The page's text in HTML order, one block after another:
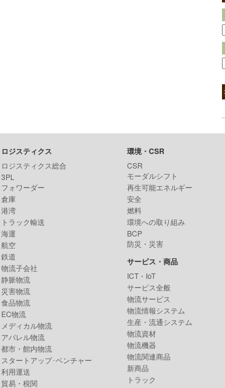
ロジスティクス
ロジスティクス総合
3PL
フォワーダー
倉庫
港湾
トラック輸送
海運
航空
鉄道
物流子会社
静脈物流
災害物流
食品物流
EC物流
メディカル物流
アパレル物流
都市・館内物流
スタートアップ･ベンチャー
利用運送
貿易・税関
環境・CSR
CSR
モーダルシフト
再生可能エネルギー
安全
燃料
環境への取り組み
BCP
防災・災害
サービス・商品
ICT・IoT
サービス全般
物流サービス
物流情報システム
生産・流通システム
物流資材
物流機器
物流関連商品
新商品
トラック